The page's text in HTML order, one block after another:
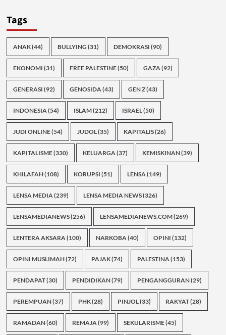
Tags
ANAK(44) BULLYING (31) DEMOKRASI (90)
EKONOMI (31) FREE PALESTINE(50) GAZA(92)
GENERASI (92) GENOSIDA(43) GEN Z(43)
INDONESIA(54) ISLAM(212) ISRAEL(50)
JUDI ONLINE(54) JUDOL(35) KAPITALIS(26)
KAPITALISME(330) KELUARGA(37) KEMISKINAN(39)
KHILAFAH(108) KORUPSI (51) LENSA(149)
LENSA MEDIA(239) LENSA MEDIA NEWS(326)
LENSAMEDIANEWS(256) LENSAMEDIANEWS.COM(269)
LENTERA AKSARA(100) NARKOBA(40) OPINI (132)
OPINI MUSLIMAH(72) PAJAK(74) PALESTINA(153)
PENDAPAT(30) PENDIDIKAN(79) PENGANGGURAN(29)
PEREMPUAN(37) PHK(28) PINJOL(33) RAKYAT(28)
RAMADAN(60) REMAJA(99) SEKULARISME(45)